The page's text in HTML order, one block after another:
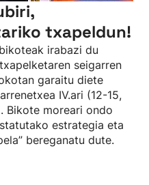
txapeldun!
irabazi du
seigarren
garaitu diete
IV.ari (12-15,
Bikote moreari ondo
estrategia eta
bereganatu dute.